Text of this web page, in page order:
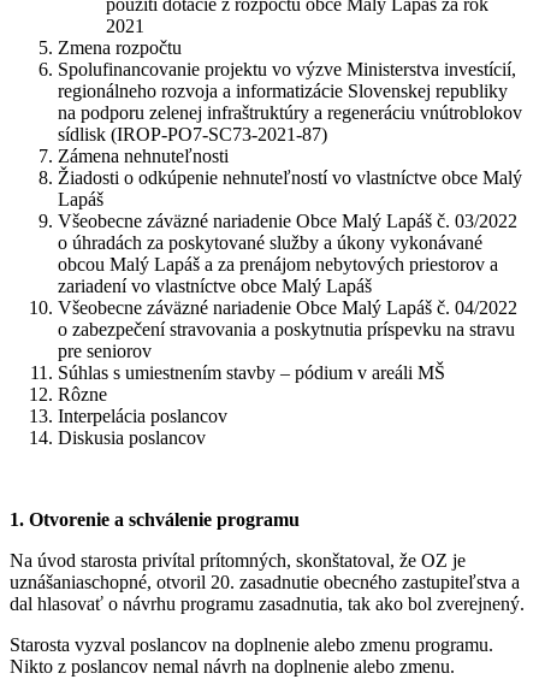
2021
Zmena rozpočtu
Spolufinancovanie projektu vo výzve Ministerstva investícií,
regionálneho rozvoja a informatizácie Slovenskej republiky
na podporu zelenej infraštruktúry a regeneráciu vnútroblokov
sídlisk (IROP-PO7-SC73-2021-87)
Zámena nehnuteľnosti
Žiadosti o odkúpenie nehnuteľností vo vlastníctve obce Malý
Lapáš
Všeobecne záväzné nariadenie Obce Malý Lapáš č. 03/2022
o úhradách za poskytované služby a úkony vykonávané
obcou Malý Lapáš a za prenájom nebytových priestorov a
zariadení vo vlastníctve obce Malý Lapáš
Všeobecne záväzné nariadenie Obce Malý Lapáš č. 04/2022
o zabezpečení stravovania a poskytnutia príspevku na stravu
pre seniorov
Súhlas s umiestnením stavby – pódium v areáli MŠ
Rôzne
Interpelácia poslancov
Diskusia poslancov
1. Otvorenie a schválenie programu
Na úvod starosta privítal prítomných, skonštatoval, že OZ je
uznášaniaschopné, otvoril 20. zasadnutie obecného zastupiteľstva a
dal hlasovať o návrhu programu zasadnutia, tak ako bol zverejnený.
Starosta vyzval poslancov na doplnenie alebo zmenu programu.
Nikto z poslancov nemal návrh na doplnenie alebo zmenu.